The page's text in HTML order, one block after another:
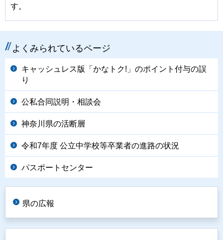
す。
よくみられているページ
キャッシュレス版「かなトク!」のポイント付与の誤
り
公私合同説明・相談会
神奈川県の活断層
令和7年度 公立中学校等卒業者の進路の状況
パスポートセンター
県の広報